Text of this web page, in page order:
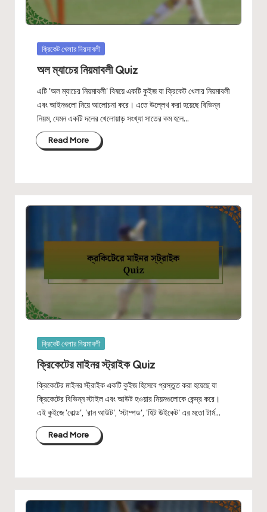
Posted
ক্রিকেট খেলার নিয়মাবলী
অল ম্যাচের নিয়মাবলী Quiz
এটি 'অল ম্যাচের নিয়মাবলী' বিষয়ে একটি কুইজ যা ক্রিকেট খেলার নিয়মাবলী
এবং আইনগুলো নিয়ে আলোচনা করে। এতে উল্লেখ করা হয়েছে বিভিন্ন
নিয়ম, যেমন একটি দলের খেলোয়াড় সংখ্যা সাতের কম হলে…
Read More
Posted
ক্রিকেট খেলার নিয়মাবলী
ক্রিকেটের মাইনর স্ট্রাইক Quiz
ক্রিকেটের মাইনর স্ট্রাইক একটি কুইজ হিসেবে প্রস্তুত করা হয়েছে যা
ক্রিকেটের বিভিন্ন স্টাইল এবং আউট হওয়ার নিয়মগুলোকে কেন্দ্র করে।
এই কুইজে 'বোল্ড', 'রান আউট', 'স্টাম্পড', 'হিট উইকেট' এর মতো টার্ম…
Read More